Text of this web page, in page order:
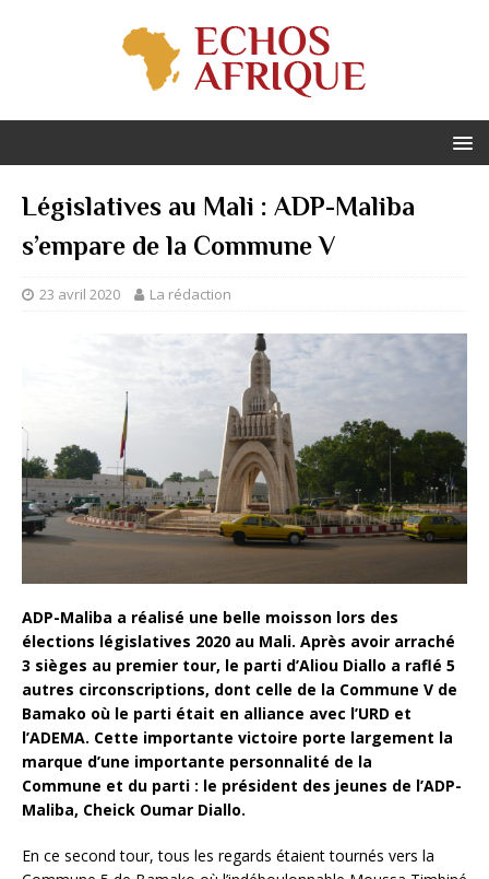
Législatives au Mali : ADP-Maliba
s’empare de la Commune V
23 avril 2020 La rédaction
ADP-Maliba a réalisé une belle moisson lors des
élections législatives 2020 au Mali. Après avoir arraché
3 sièges au premier tour, le parti d’Aliou Diallo a raflé 5
autres circonscriptions, dont celle de la Commune V de
Bamako où le parti était en alliance avec l’URD et
l’ADEMA. Cette importante victoire porte largement la
marque d’une importante personnalité de la
Commune et du parti : le président des jeunes de l’ADP-
Maliba, Cheick Oumar Diallo.
En ce second tour, tous les regards étaient tournés vers la